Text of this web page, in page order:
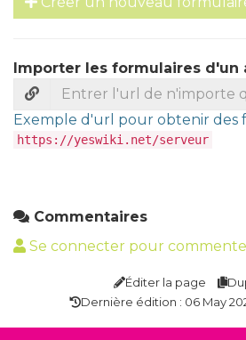
Importer les formulaires d'un
Exemple d'url pour obtenir des
https://yeswiki.net/serveur
Commentaires
Se connecter pour
Éditer la page
Dernière édition : 06 May